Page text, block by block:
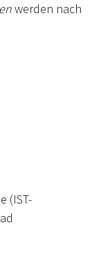
werden nach
(IST-